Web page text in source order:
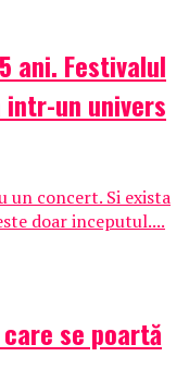
ani. Festivalul
un univers
un concert. Si exista
doar inceputul....
care se poartă